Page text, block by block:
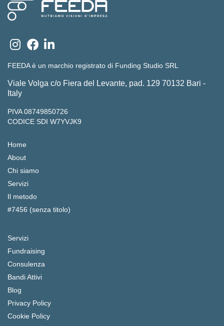
FEEDA è un marchio registrato di Funding Studio SRL
Viale Volga c/o Fiera del Levante, pad. 129 70132 Bari -
Italy
PIVA 08749850726
CODICE SDI W7YVJK9
Home
About
Chi siamo
Servizi
Il metodo
#7456 (senza titolo)
Servizi
Fundraising
Consulenza
Bandi Attivi
Blog
Privacy Policy
Cookie Policy